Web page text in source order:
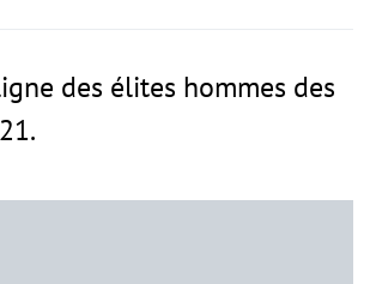
des élites hommes des